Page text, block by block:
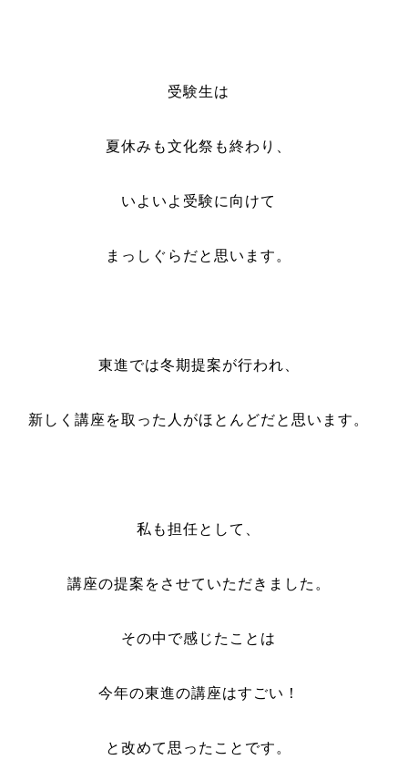
受験生は
夏休みも文化祭も終わり、
いよいよ受験に向けて
まっしぐらだと思います。
東進では冬期提案が行われ、
新しく講座を取った人がほとんどだと思います。
私も担任として、
講座の提案をさせていただきました。
その中で感じたことは
今年の東進の講座はすごい！
と改めて思ったことです。